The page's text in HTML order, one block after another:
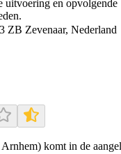
uitvoering en opvolgende
ZB Zevenaar, Nederland
komt in de